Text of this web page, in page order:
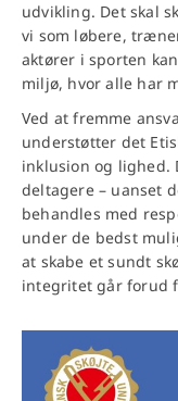
udvikling. Det skal
vi som løbere,
aktører i sporten
miljø, hvor alle har
Ved at fremme
understøtter det
inklusion og lighed.
deltagere – uanset
behandles med
under de bedst
at skabe et sundt
integritet går forud